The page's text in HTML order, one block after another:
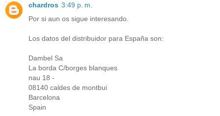
chardros 3:49 p. m.
Por si aun os sigue interesando.
Los datos del distribuidor para España son:
Dambel Sa
La borda C/borges blanques
nau 18 -
08140 caldes de montbui
Barcelona
Spain